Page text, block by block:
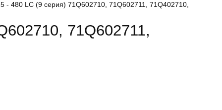
- 480 LC (9 серия) 71Q602710, 71Q602711, 71Q402710,
71Q602711,